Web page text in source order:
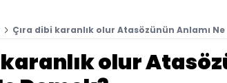
Çıra dibi karanlık olur Atasözünün Anlamı Ne
olur